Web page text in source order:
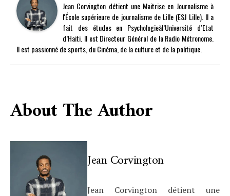
Jean Corvington détient une Maitrise en Journalisme à
l'École supérieure de journalisme de Lille (ESJ Lille). Il a
fait des études en Psychologieàl’Université d’Etat
d’Haiti. Il est Directeur Général de la Radio Métronome.
Il est passionné de sports, du Cinéma, de la culture et de la politique.
About The Author
Jean Corvington
Jean Corvington détient une